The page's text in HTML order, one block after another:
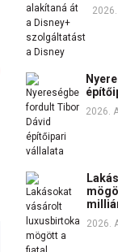
2026.
2026.
2026.